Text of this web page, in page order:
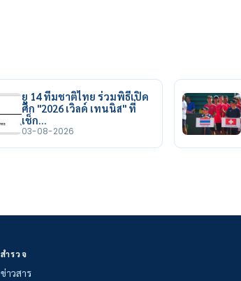
ยู 14 ทีมชาติไทย ร่วมพิธีเปิด
ศึก "2026 เวิลด์ เทนนิส" ที่
เช็ก…
03-08-2026
สำรวจ
ข่าวสาร